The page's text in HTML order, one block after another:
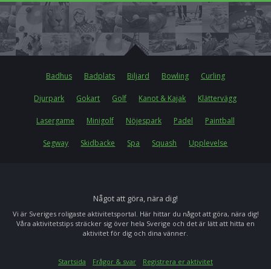
Badhus Badplats Biljard Bowling Curling
Djurpark Gokart Golf Kanot & Kajak Klättervägg
Lasergame Minigolf Nöjespark Padel Paintball
Segway Skidbacke Spa Squash Upplevelse
Något att göra, nära dig!
Vi är Sveriges roligaste aktivitetsportal. Här hittar du något att göra, nära dig!
Våra aktivitetstips sträcker sig över hela Sverige och det är lätt att hitta en
aktivitet för dig och dina vänner.
Startsida Frågor & svar
Registrera er aktivitet